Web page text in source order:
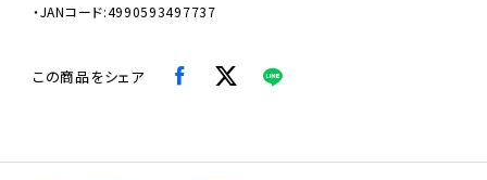
・JANコード:4990593497737
この商品をシェア